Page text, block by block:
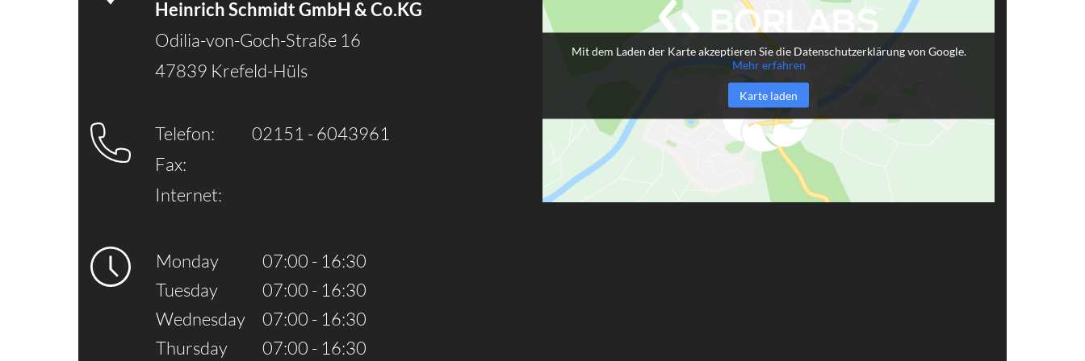
Heinrich Schmidt GmbH & Co.KG
Odilia-von-Goch-Straße 16
47839 Krefeld-Hüls
Telefon:
02151 - 6043961
Fax:
Internet:
Monday
07:00 - 16:30
Tuesday
07:00 - 16:30
Wednesday
07:00 - 16:30
Thursday
07:00 - 16:30
Mit dem Laden der Karte akzeptieren Sie die Datenschutzerklärung von Google.
Mehr erfahren
Karte laden